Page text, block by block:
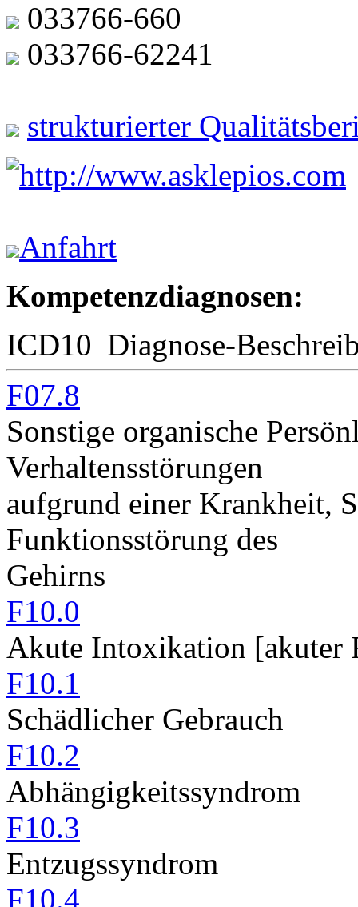
033766-660
033766-62241
strukturierter
http://www.asklepios.com
Anfahrt
Kompetenzdiagnosen:
ICD10 Diagnose-
F07.8
Sonstige organische
Verhaltensstörungen
aufgrund einer Krankheit,
Funktionsstörung des
Gehirns
F10.0
Akute Intoxikation [akuter
F10.1
Schädlicher Gebrauch
F10.2
Abhängigkeitssyndrom
F10.3
Entzugssyndrom
F10.4